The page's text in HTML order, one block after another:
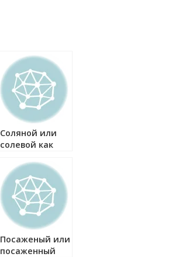
Соляной или
солевой как
Посаженый или
посаженный